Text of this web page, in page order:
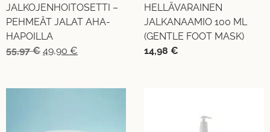
JALKOJENHOITOSETTI –
PEHMEÄT JALAT AHA-
HAPOILLA
55,97€ 49,90 €
HELLÄVARAINEN
JALKANAAMIO 100 ML
(GENTLE FOOT MASK)
14,98 €